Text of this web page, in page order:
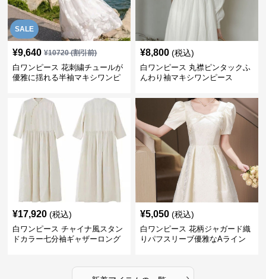
SALE
¥9,640 ¥10720(割引前)
白ワンピース 花刺繍チュールが
優雅に揺れる半袖マキシワンピ
¥8,800 (税込)
白ワンピース 丸襟ピンタックふ
んわり袖マキシワンピース
¥17,920 (税込)
白ワンピース チャイナ風スタン
ドカラー七分袖ギャザーロング
¥5,050 (税込)
白ワンピース 花柄ジャガード織
りパフスリーブ優雅なAライン